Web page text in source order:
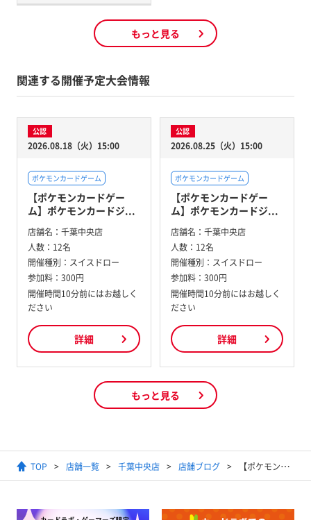
もっと見る
関連する開催予定大会情報
公認
2026.08.18（火）15:00
ポケモンカードゲーム
【ポケモンカードゲー
ム】ポケモンカードジ...
店舗名： 千葉中央店
人数： 12名
開催種別： スイスドロー
参加料： 300円
開催時間10分前にはお越しく
ださい
詳細
公認
2026.08.25（火）15:00
ポケモンカードゲーム
【ポケモンカードゲー
ム】ポケモンカードジ...
店舗名： 千葉中央店
人数： 12名
開催種別： スイスドロー
参加料： 300円
開催時間10分前にはお越しく
ださい
詳細
もっと見る
TOP 店舗一覧 千葉中央店 店舗ブログ 【ポケモンカードゲーム】「アビスアイ」抽選販売のお知らせ （再販分）